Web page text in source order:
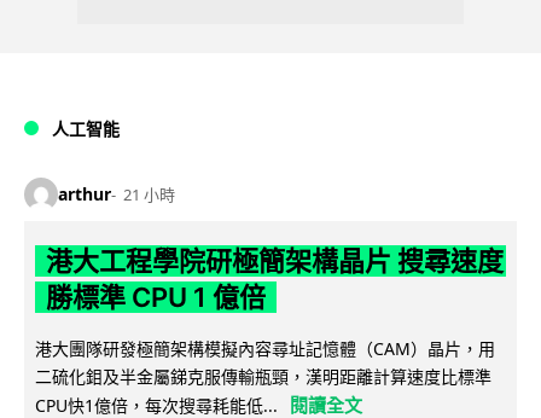
人工智能
arthur 21 小時
港大工程學院研極簡架構晶片 搜尋速度
勝標準 CPU 1 億倍
港大團隊研發極簡架構模擬內容尋址記憶體（CAM）晶片，用
二硫化鉬及半金屬銻克服傳輸瓶頸，漢明距離計算速度比標準
CPU快1億倍，每次搜尋耗能低...
閱讀全文